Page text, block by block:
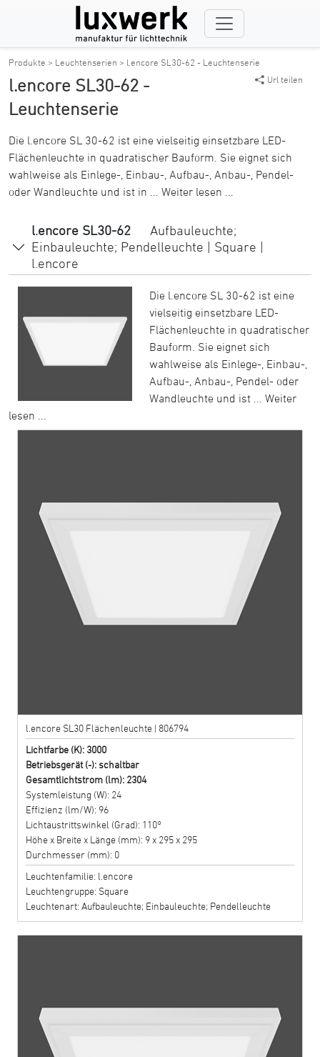
Produkte > Leuchtenserien > l.encore SL30-62 - Leuchtenserie
Url teilen
l.encore SL30-62 -
Leuchtenserie
Die l.encore SL 30-62 ist eine vielseitig einsetzbare LED-
Flächenleuchte in quadratischer Bauform. Sie eignet sich
wahlweise als Einlege-, Einbau-, Aufbau-, Anbau-, Pendel-
oder Wandleuchte und ist in ... Weiter lesen ...
l.encore SL30-62
Aufbauleuchte;
Einbauleuchte; Pendelleuchte | Square |
l.encore
Die l.encore SL 30-62 ist eine
vielseitig einsetzbare LED-
Flächenleuchte in quadratischer
Bauform. Sie eignet sich
wahlweise als Einlege-, Einbau-,
Aufbau-, Anbau-, Pendel- oder
Wandleuchte und ist ... Weiter
lesen ...
l.encore SL30 Flächenleuchte | 806794
Lichtfarbe (K): 3000
Betriebsgerät (-): schaltbar
Gesamtlichtstrom (lm): 2304
Systemleistung (W): 24
Effizienz (lm/W): 96
Lichtaustrittswinkel (Grad): 110°
Höhe x Breite x Länge (mm): 9 x 295 x 295
Durchmesser (mm): 0
Leuchtenfamilie: l.encore
Leuchtengruppe: Square
Leuchtenart: Aufbauleuchte; Einbauleuchte; Pendelleuchte